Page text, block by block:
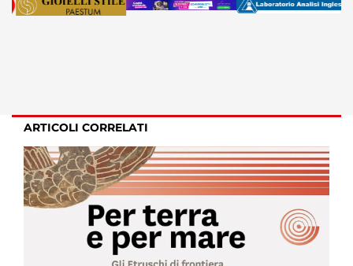
ARTICOLI CORRELATI